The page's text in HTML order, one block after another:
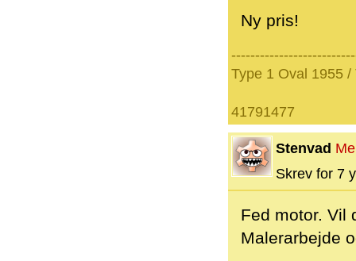
Ny pris!
Type 1 Oval 1955
41791477
Stenvad
Skrev for 7
Fed motor. Vil
Malerarbejde